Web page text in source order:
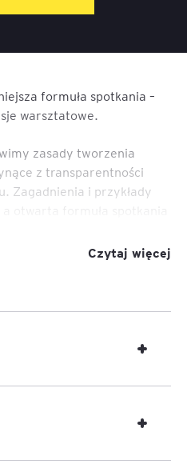
formuła spotkania –
warsztatowe.
zasady tworzenia
z transparentności
Zagadnienia i przykłady
Czytaj więcej